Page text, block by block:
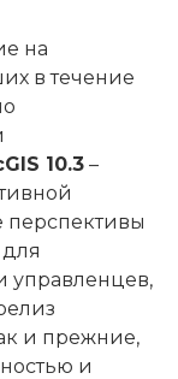
на
в течение
10.3 –
управленцев,
и прежние,
и